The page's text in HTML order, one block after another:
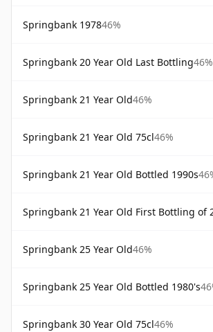
Springbank 197846%
Springbank 20 Year Old Last Bottling46%
Springbank 21 Year Old46%
Springbank 21 Year Old 75cl46%
Springbank 21 Year Old Bottled 1990s
Springbank 21 Year Old First Bottling of 21st
Springbank 25 Year Old46%
Springbank 25 Year Old Bottled 1980's
Springbank 30 Year Old 75cl46%